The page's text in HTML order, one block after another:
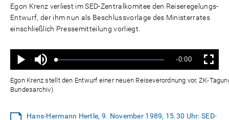
Egon Krenz verliest im SED-Zentralkomitee den Reiseregelungs-
Entwurf, der ihm nun als Beschlussvorlage des Ministerrates
einschließlich Pressemitteilung vorliegt.
Wiedergabe
Ton
aus
Geladen:
Status:
Verbleibende
Zeit
-0:00 Vollbild
Egon Krenz stellt den Entwurf einer neuen Reiseverordnung vor, ZK-
Bundesarchiv)
Hans-Hermann Hertle, 9. November 1989, 15.30 Uhr: SED-